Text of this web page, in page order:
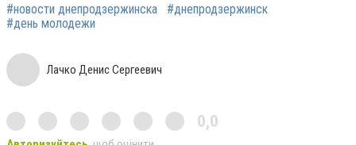
#новости днепродзержинска
#днепродзержинск
#день молодежи
Лачко Денис Сергеевич
0,0